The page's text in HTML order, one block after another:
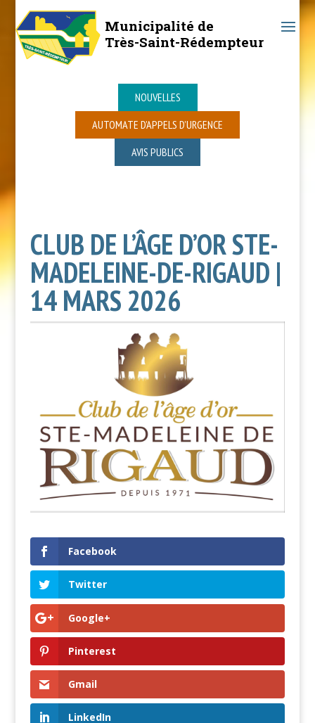
Municipalité de
Très-Saint-Rédempteur
NOUVELLES
AUTOMATE D’APPELS D’URGENCE
AVIS PUBLICS
CLUB DE L’ÂGE D’OR STE-
MADELEINE-DE-RIGAUD |
14 MARS 2026
Facebook
Twitter
Google+
Pinterest
Gmail
LinkedIn